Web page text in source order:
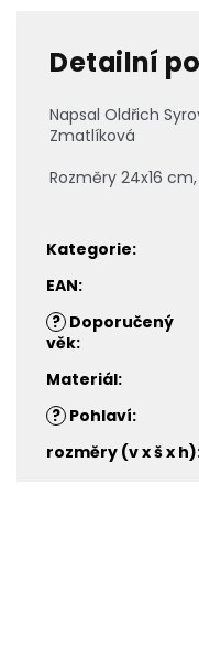
Detailní
Napsal Oldřich
Zmatlíková
Rozměry 24x16 cm,
Kategorie:
EAN:
? Doporučený
věk:
Materiál:
? Pohlaví:
rozměry (v x š x h)